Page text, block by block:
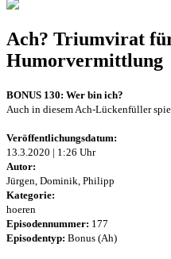
Ach? Triumvirat
Humorvermittlung
BONUS 130: Wer bin ich?
Auch in diesem Ach-Lückenfüller
Veröffentlichungsdatum:
13.3.2020 | 1:26 Uhr
Autor:
Jürgen, Dominik, Philipp
Kategorie:
hoeren
Episodennummer: 177
Episodentyp: Bonus (Ah)